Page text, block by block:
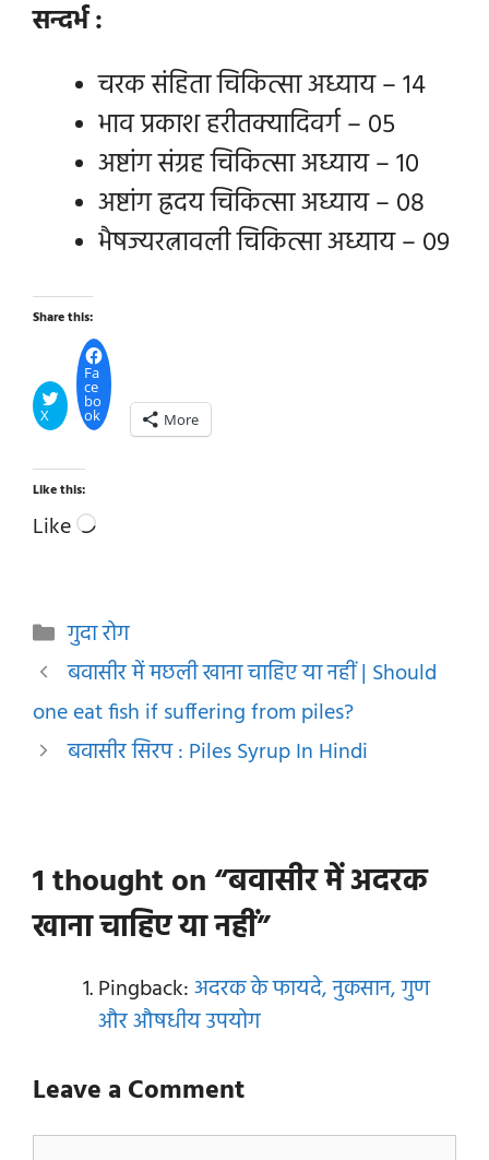
सन्दर्भ :
चरक संहिता चिकित्सा अध्याय – 14
भाव प्रकाश हरीतक्यादिवर्ग – 05
अष्टांग संग्रह चिकित्सा अध्याय – 10
अष्टांग ह्रदय चिकित्सा अध्याय – 08
भैषज्यरत्नावली चिकित्सा अध्याय – 09
Share this:
X
Fa
ce
bo
ok More
Like this:
Like Loading…
Categories
गुदा रोग
बवासीर में मछली खाना चाहिए या नहीं | Should
one eat fish if suffering from piles?
बवासीर सिरप : Piles Syrup In Hindi
1 thought on “बवासीर में अदरक
खाना चाहिए या नहीं”
Pingback:अदरक के फायदे, नुकसान, गुण
और औषधीय उपयोग
Leave a Comment